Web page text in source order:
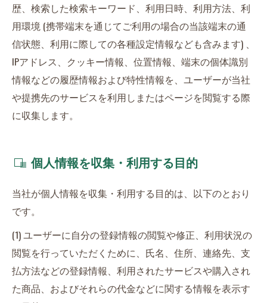
歴、検索した検索キーワード、利用日時、利用方法、利
用環境 (携帯端末を通じてご利用の場合の当該端末の通
信状態、利用に際しての各種設定情報なども含みます) 、
IPアドレス、クッキー情報、位置情報、端末の個体識別
情報などの履歴情報および特性情報を、ユーザーが当社
や提携先のサービスを利用しまたはページを閲覧する際
に収集します。
個人情報を収集・利用する目的
当社が個人情報を収集・利用する目的は、以下のとおり
です。
(1) ユーザーに自分の登録情報の閲覧や修正、利用状況の
閲覧を行っていただくために、氏名、住所、連絡先、支
払方法などの登録情報、利用されたサービスや購入され
た商品、およびそれらの代金などに関する情報を表示す